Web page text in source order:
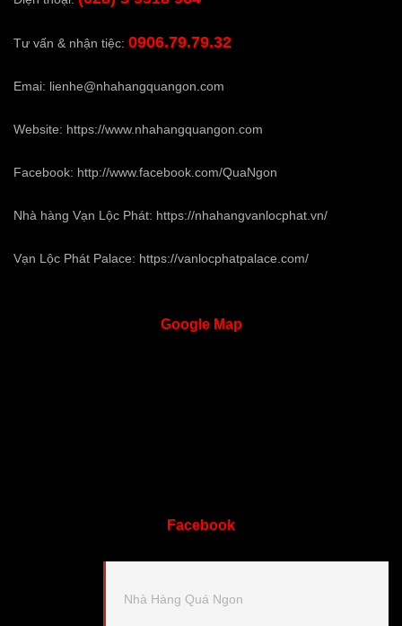
Tư vấn & nhận tiệc: 0906.79.79.32
Emai: lienhe@nhahangquangon.com
Website: https://www.nhahangquangon.com
Facebook: http://www.facebook.com/QuaNgon
Nhà hàng Vạn Lộc Phát: https://nhahangvanlocphat.vn/
Vạn Lộc Phát Palace: https://vanlocphatpalace.com/
GoogleMap
Facebook
Nhà Hàng Quá Ngon